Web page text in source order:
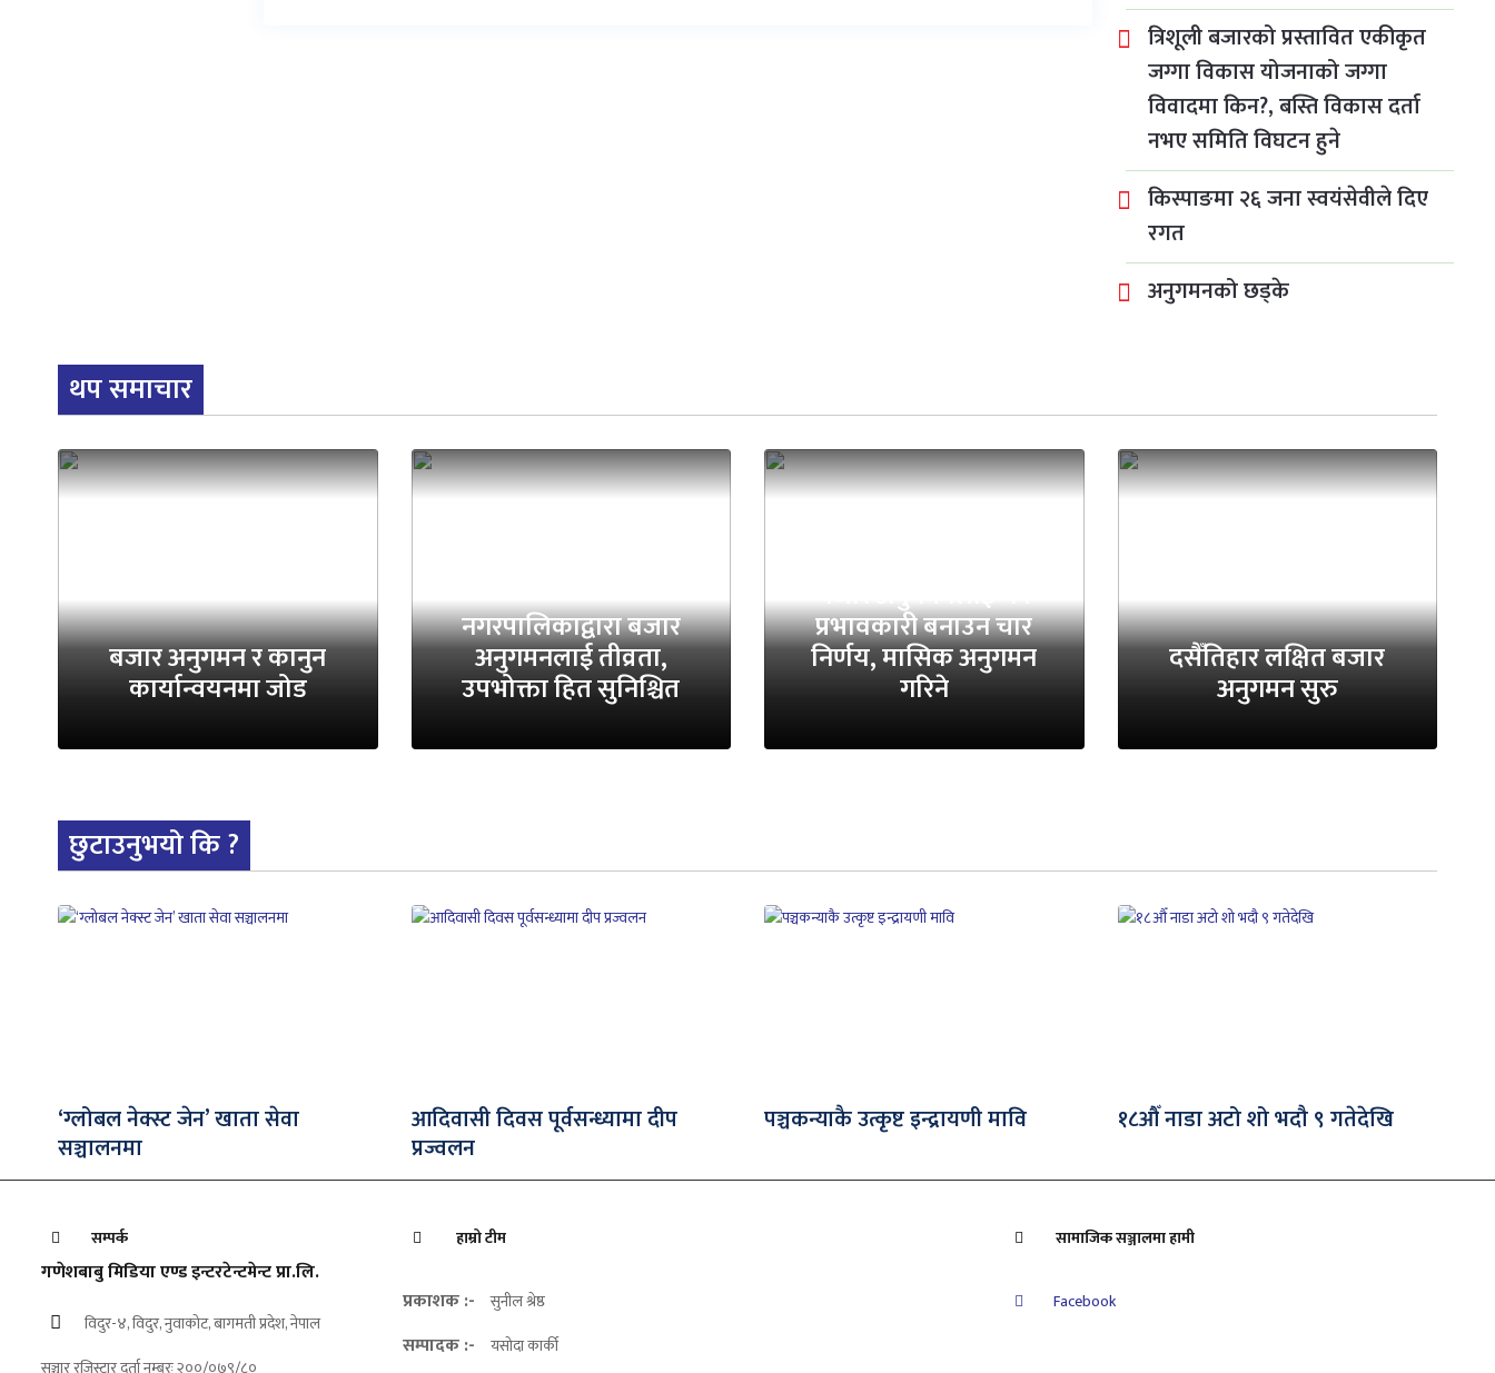
त्रिशूली बजारको प्रस्तावित एकीकृत
जग्गा विकास योजनाको जग्गा
विवादमा किन?, बस्ति विकास दर्ता
नभए समिति विघटन हुने
किस्पाङमा २६ जना स्वयंसेवीले दिए
रगत
अनुगमनको छड्के
थप समाचार
बजार अनुगमन र कानुन
कार्यान्वयनमा जोड
नगरपालिकाद्वारा बजार
अनुगमनलाई तीव्रता,
उपभोक्ता हित सुनिश्चित
बजार अनुगमनलाई थप
प्रभावकारी बनाउन चार
निर्णय, मासिक अनुगमन
गरिने
दसैँतिहार लक्षित बजार
अनुगमन सुरु
छुटाउनुभयो कि ?
‘ग्लोबल नेक्स्ट जेन’ खाता सेवा
सञ्चालनमा
आदिवासी दिवस पूर्वसन्ध्यामा दीप
प्रज्वलन
पञ्चकन्याकै उत्कृष्ट इन्द्रायणी मावि १८औँ नाडा अटो शो भदौ ९ गतेदेखि
सम्पर्क
गणेशबाबु मिडिया एण्ड इन्टरटेन्टमेन्ट प्रा.लि.
विदुर-४, विदुर, नुवाकोट, बागमती प्रदेश, नेपाल
हाम्रो टीम
प्रकाशक :- सुनील श्रेष्ठ
सम्पादक :- यसोदा कार्की
सामाजिक सञ्जालमा हामी
Facebook